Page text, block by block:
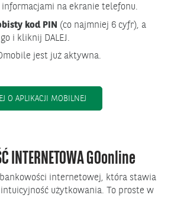
informacjami na ekranie telefonu.
kod PIN (co najmniej 6 cyfr), a
i kliknij DALEJ.
jest już aktywna.
O APLIKACJI MOBILNEJ
INTERNETOWA GOonline
bankowości internetowej, która stawia
użytkowania. To proste w